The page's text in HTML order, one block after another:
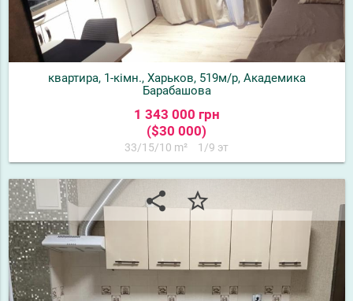
квартира, 1-кімн., Харьков, 519м/р, Академика
Барабашова
1 343 000 грн
($30 000)
33/15/10 m² 1/9 эт
share star_border